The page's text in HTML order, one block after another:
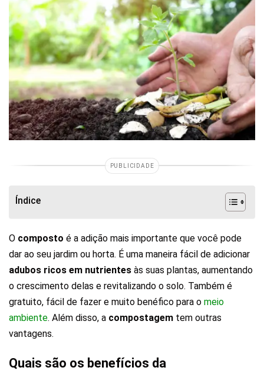
PUBLICIDADE
Índice
O composto é a adição mais importante que você pode
dar ao seu jardim ou horta. É uma maneira fácil de adicionar
adubos ricos em nutrientes às suas plantas, aumentando
o crescimento delas e revitalizando o solo. Também é
gratuito, fácil de fazer e muito benéfico para o meio
ambiente. Além disso, a compostagem tem outras
vantagens.
Quais são os benefícios da